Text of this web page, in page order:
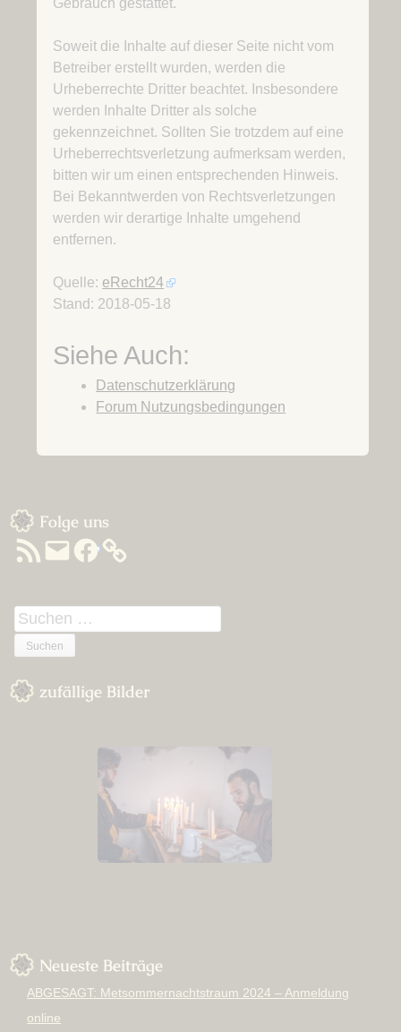
Gebrauch gestattet.
Soweit die Inhalte auf dieser Seite nicht vom
Betreiber erstellt wurden, werden die
Urheberrechte Dritter beachtet. Insbesondere
werden Inhalte Dritter als solche
gekennzeichnet. Sollten Sie trotzdem auf eine
Urheberrechtsverletzung aufmerksam werden,
bitten wir um einen entsprechenden Hinweis.
Bei Bekanntwerden von Rechtsverletzungen
werden wir derartige Inhalte umgehend
entfernen.
Quelle: eRecht24
Stand: 2018-05-18
Siehe Auch:
Datenschutzerklärung
Forum Nutzungsbedingungen
Sidebar
Folge uns
RSS-
Feed
E-
Mail
Facebook
Suchen
nach:
zufällige Bilder
Neueste Beiträge
ABGESAGT: Metsommernachtstraum 2024 – Anmeldung
online